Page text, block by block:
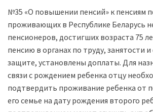
№35 «О повышении пенсий» к пенсиям
проживающих в Республике Беларусь
пенсионеров, достигших возраста 75
пенсию в органах по труду, занятости
защите, установлены доплаты. Для
связи с рождением ребенка отцу
подтвердить проживание ребенка от
его семье на дату рождения второго